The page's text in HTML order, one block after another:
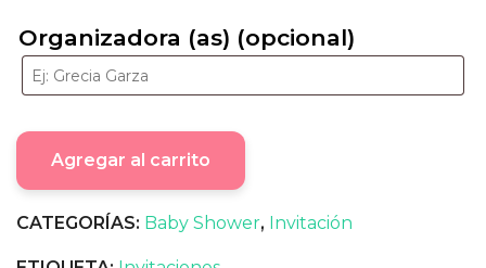
Organizadora (as) (opcional)
Agregar al carrito
CATEGORÍAS: Baby Shower, Invitación